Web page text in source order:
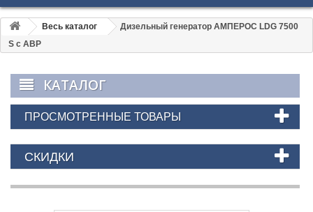
Весь каталог
Дизельный генератор АМПЕРОС LDG 7500
S с АВР
КАТАЛОГ
ПРОСМОТРЕННЫЕ ТОВАРЫ
СКИДКИ